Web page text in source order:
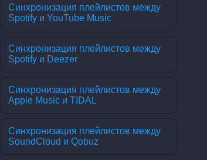
Синхронизация плейлистов между
Spotify и YouTube Music
Синхронизация плейлистов между
Spotify и Deezer
Синхронизация плейлистов между
Apple Music и TIDAL
Синхронизация плейлистов между
SoundCloud и Qobuz